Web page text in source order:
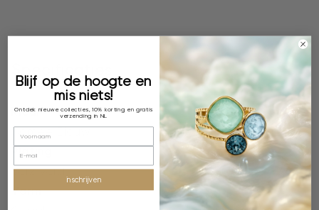
Kleur
Camee Blauw
Plating
Verzilverd
Vorm
Blijf op de hoogte en
mis niets!
Ontdek nieuwe collecties, 10% korting en gratis
verzending in NL
inschrijven